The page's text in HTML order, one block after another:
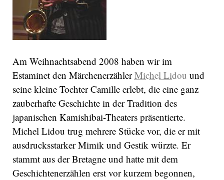
Am Weihnachtsabend 2008 haben wir im
Estaminet den MärchenerzählerMichel Lidou und
seine kleine Tochter Camille erlebt, die eine ganz
zauberhafte Geschichte in der Tradition des
japanischen Kamishibai-Theaters präsentierte.
Michel Lidou trug mehrere Stücke vor, die er mit
ausdrucksstarker Mimik und Gestik würzte. Er
stammt aus der Bretagne und hatte mit dem
Geschichtenerzählen erst vor kurzem begonnen,